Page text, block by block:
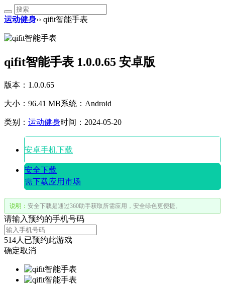
运动健身›› qifit智能手表
qifit智能手表 1.0.0.65 安卓版
版本：1.0.0.65
大小：96.41 MB系统：Android
类别： 运动健身时间：2024-05-20
安卓手机下载
安全下载
需下载应用市场
说明： 安全下载是通过360助手获取所需应用，安全绿色更便捷。
请输入预约的手机号码
514人已预约此游戏
确定取消